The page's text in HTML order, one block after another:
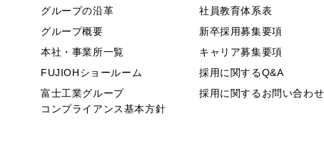
グループの沿革
グループ概要
本社・事業所一覧
FUJIOHショールーム
富士工業グループ
コンプライアンス基本方針
社員教育体系表
新卒採用募集要項
キャリア募集要項
採用に関するQ&A
採用に関するお問い合わせ